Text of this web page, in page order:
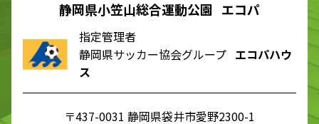
静岡県小笠山総合運動公園 エコパ
指定管理者
静岡県サッカー協会グループ エコパハウ
ス
〒437-0031 静岡県袋井市愛野2300-1